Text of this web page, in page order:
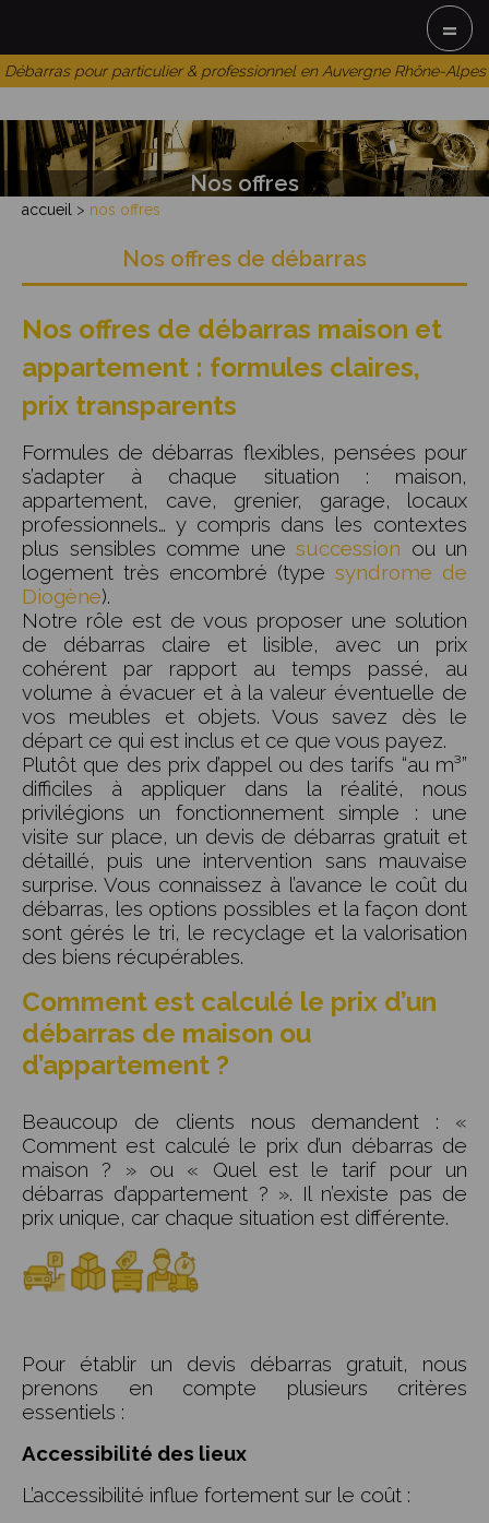
Débarras pour particulier & professionnel en Auvergne Rhône-Alpes
=
Nos offres
accueil > nos offres
Nos offres de débarras
Nos offres de débarras maison et
appartement : formules claires,
prix transparents
Formules de débarras flexibles, pensées pour
s’adapter à chaque situation : maison,
appartement, cave, grenier, garage, locaux
professionnels… y compris dans les contextes
plus sensibles comme une succession ou un
logement très encombré (type syndrome de
Diogène).
Notre rôle est de vous proposer une solution
de débarras claire et lisible, avec un prix
cohérent par rapport au temps passé, au
volume à évacuer et à la valeur éventuelle de
vos meubles et objets. Vous savez dès le
départ ce qui est inclus et ce que vous payez.
Plutôt que des prix d’appel ou des tarifs “au m³”
difficiles à appliquer dans la réalité, nous
privilégions un fonctionnement simple : une
visite sur place, un devis de débarras gratuit et
détaillé, puis une intervention sans mauvaise
surprise. Vous connaissez à l’avance le coût du
débarras, les options possibles et la façon dont
sont gérés le tri, le recyclage et la valorisation
des biens récupérables.
Comment est calculé le prix d’un
débarras de maison ou
d’appartement ?
Beaucoup de clients nous demandent : «
Comment est calculé le prix d’un débarras de
maison ? » ou « Quel est le tarif pour un
débarras d’appartement ? ». Il n’existe pas de
prix unique, car chaque situation est différente.
Pour établir un devis débarras gratuit, nous
prenons en compte plusieurs critères
essentiels :
Accessibilité des lieux
L’accessibilité influe fortement sur le coût :